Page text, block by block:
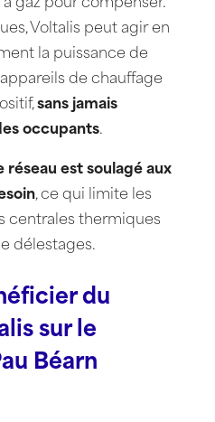
Voltalis peut agir en
la puissance de
de chauffage
sans jamais
occupants.
réseau est soulagé aux
, ce qui limite les
centrales thermiques
délestages.
du
sur le
Béarn